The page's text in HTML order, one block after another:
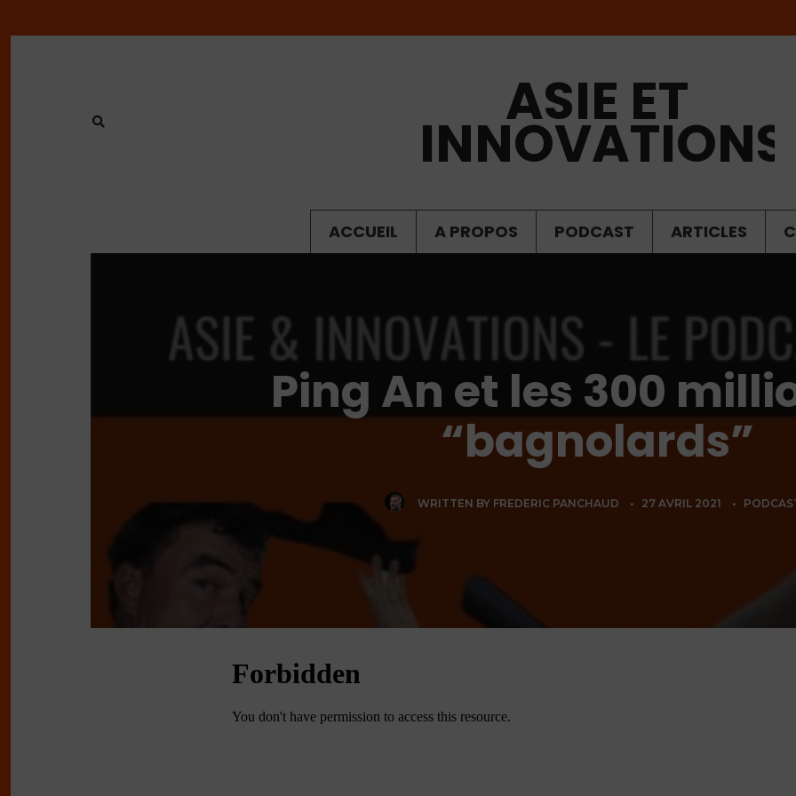
ASIE ET
INNOVATIONS
ACCUEIL A PROPOS PODCAST ARTICLES
Ping An et les 300
“bagnolards”
WRITTEN BY FREDERIC PANCHAUD • 27 AVRIL 2021 •